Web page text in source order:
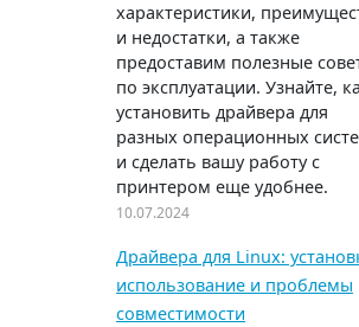
характеристики,
и недостатки, а также
предоставим полезные
по эксплуатации. Узнайте,
установить драйвера для
разных операционных
и сделать вашу работу с
принтером еще удобнее.
10.07.2024
Драйвера для Linux:
использование и проблемы
совместимости